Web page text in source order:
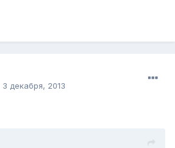
3 декабря, 2013